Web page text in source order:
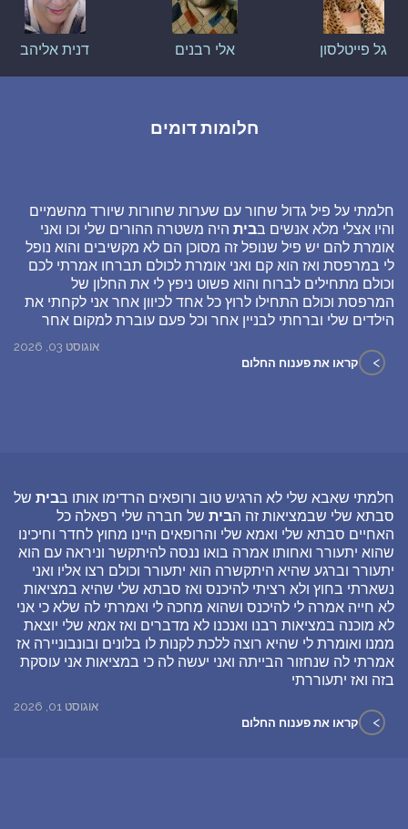
גל פייטלסון אלי רבנים דנית אליהב
חלומות דומים
חלמתי על פיל גדול שחור עם שערות שחורות שיורד מהשמיים
והיו אצלי מלא אנשים בבית היה משטרה ההורים שלי וכו ואני
אומרת להם יש פיל שנופל זה מסוכן הם לא מקשיבים והוא נופל
לי במרפסת ואז הוא קם ואני אומרת לכולם תברחו אמרתי לכם
וכולם מתחילים לברוח והוא פשוט ניפץ לי את החלון של
המרפסת וכולם התחילו לרוץ כל אחד לכיוון אחר אני לקחתי את
הילדים שלי וברחתי לבניין אחר וכל פעם עוברת למקום אחר
אוגוסט 03, 2026
> קראו את פענוח החלום
חלמתי שאבא שלי לא הרגיש טוב ורופאים הרדימו אותו בבית של
סבתא שלי שבמציאות זה הבית של חברה שלי רפאלה כל
האחיים סבתא שלי ואמא שלי והרופאים היינו מחוץ לחדר וחיכינו
שהוא יתעורר ואחותו אמרה בואו ננסה להיתקשר וניראה עם הוא
יתעורר וברגע שהיא היתקשרה הוא יתעורר וכולם רצו אליו ואני
נשארתי בחוץ ולא רציתי להיכנס ואז סבתא שלי שהיא במציאות
לא חייה אמרה לי להיכנס ושהוא מחכה לי ואמרתי לה שלא כי אני
לא מוכנה במציאות רבנו ואנכנו לא מדברים ואז אמא שלי יוצאת
ממנו ואומרת לי שהיא רוצה ללכת לקנות לו בלונים ובונבוניירה אז
אמרתי לה שנחזור הבייתה ואני יעשה לה כי במציאות אני עוסקת
בזה ואז יתעוררתי
אוגוסט 01, 2026
> קראו את פענוח החלום